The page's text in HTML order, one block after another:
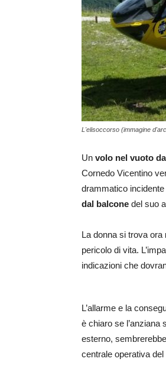
L'elisoccorso (immagine
Un volo nel vuoto
Cornedo Vicentino
drammatico
dal balcone del suo
La donna si trova ora
pericolo di vita.
indicazioni che
L’allarme e la
è chiaro se
esterno,
centrale operativa